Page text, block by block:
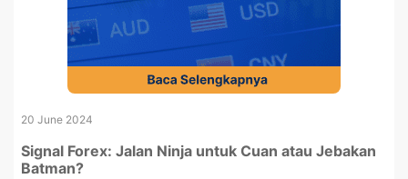
20 June 2024
Signal Forex: Jalan Ninja untuk Cuan atau Jebakan
Batman?